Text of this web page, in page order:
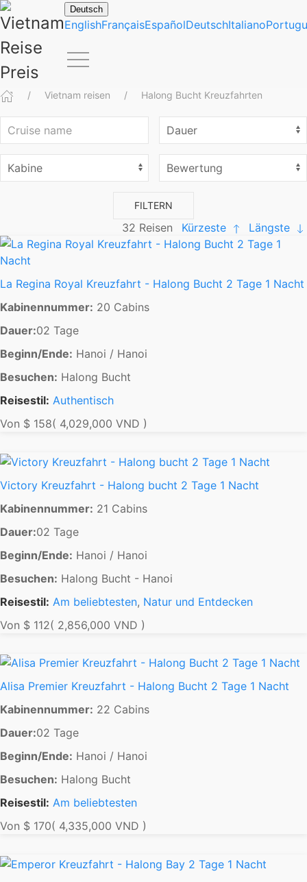
Deutsch
EnglishFrançaisEspañolDeutschItaliano
Vietnam reisen Halong Bucht Kreuzfahrten
FILTERN
32 Reisen Kürzeste Längste
La Regina Royal Kreuzfahrt - Halong Bucht 2 Tage 1 Nacht
Kabinennummer: 20 Cabins
Dauer:02 Tage
Beginn/Ende: Hanoi / Hanoi
Besuchen: Halong Bucht
Reisestil: Authentisch
Von $ 158( 4,029,000 VND )
Victory Kreuzfahrt - Halong bucht 2 Tage 1 Nacht
Kabinennummer: 21 Cabins
Dauer:02 Tage
Beginn/Ende: Hanoi / Hanoi
Besuchen: Halong Bucht - Hanoi
Reisestil: Am beliebtesten, Natur und Entdecken
Von $ 112( 2,856,000 VND )
Alisa Premier Kreuzfahrt - Halong Bucht 2 Tage 1 Nacht
Kabinennummer: 22 Cabins
Dauer:02 Tage
Beginn/Ende: Hanoi / Hanoi
Besuchen: Halong Bucht
Reisestil: Am beliebtesten
Von $ 170( 4,335,000 VND )